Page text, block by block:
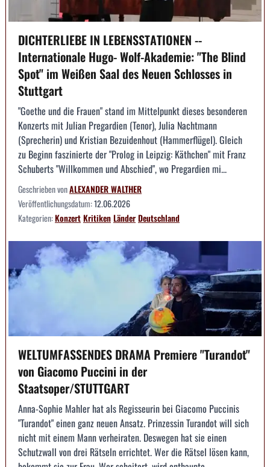
DICHTERLIEBE IN LEBENSSTATIONEN --
Internationale Hugo- Wolf-Akademie: "The Blind
Spot" im Weißen Saal des Neuen Schlosses in
Stuttgart
"Goethe und die Frauen" stand im Mittelpunkt dieses besonderen
Konzerts mit Julian Pregardien (Tenor), Julia Nachtmann
(Sprecherin) und Kristian Bezuidenhout (Hammerflügel). Gleich
zu Beginn faszinierte der "Prolog in Leipzig: Käthchen" mit Franz
Schuberts "Willkommen und Abschied", wo Pregardien mi...
Geschrieben vonALEXANDER WALTHER
Veröffentlichungsdatum:12.06.2026
Kategorien:KonzertKritikenLänderDeutschland
WELTUMFASSENDES DRAMA Premiere "Turandot"
von Giacomo Puccini in der
Staatsoper/STUTTGART
Anna-Sophie Mahler hat als Regisseurin bei Giacomo Puccinis
"Turandot" einen ganz neuen Ansatz. Prinzessin Turandot will sich
nicht mit einem Mann verheiraten. Deswegen hat sie einen
Schutzwall von drei Rätseln errichtet. Wer die Rätsel lösen kann,